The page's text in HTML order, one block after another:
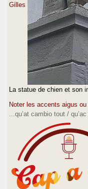
Gilles
La statue de chien et
Noter les accents aigus
...qu’at cambio tout /